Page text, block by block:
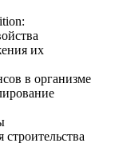
их
в организме